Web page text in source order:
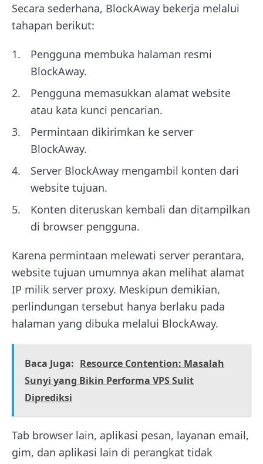
Secara sederhana, BlockAway bekerja melalui
tahapan berikut:
Pengguna membuka halaman resmi
BlockAway.
Pengguna memasukkan alamat website
atau kata kunci pencarian.
Permintaan dikirimkan ke server
BlockAway.
Server BlockAway mengambil konten dari
website tujuan.
Konten diteruskan kembali dan ditampilkan
di browser pengguna.
Karena permintaan melewati server perantara,
website tujuan umumnya akan melihat alamat
IP milik server proxy. Meskipun demikian,
perlindungan tersebut hanya berlaku pada
halaman yang dibuka melalui BlockAway.
Baca Juga: Resource Contention: Masalah
Sunyi yang Bikin Performa VPS Sulit
Diprediksi
Tab browser lain, aplikasi pesan, layanan email,
gim, dan aplikasi lain di perangkat tidak